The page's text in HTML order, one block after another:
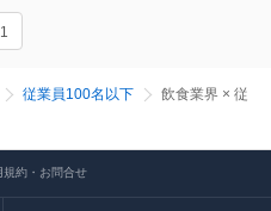
1
従業員100名以下
飲食業界 × 従
規約・お問合せ